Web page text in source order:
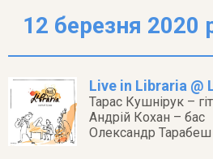
12 березня 2020
Live in Libraria @
Тарас Кушнірук –
Андрій Кохан – бас
Олександр Тарабеш